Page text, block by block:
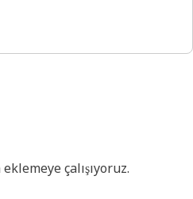
çalışıyoruz.